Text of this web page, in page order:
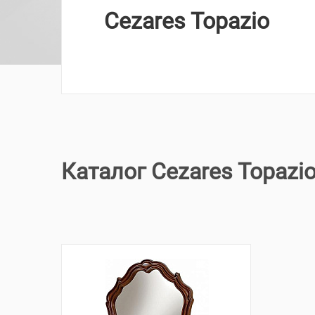
Cezares Topazio
Каталог Cezares